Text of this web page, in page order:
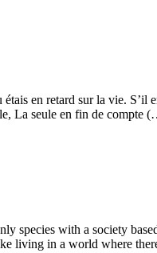
étais en retard sur la vie.
La seule en fin de compte
species with a society
living in a world where